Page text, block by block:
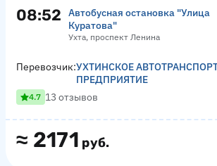
08:52
Автобусная остановка "Улица
Куратова"
Ухта, проспект Ленина
≈ 2171 руб.
Перевозчик:УХТИНСКОЕ
ПРЕДПРИЯТИЕ
4.7 13 отзывов